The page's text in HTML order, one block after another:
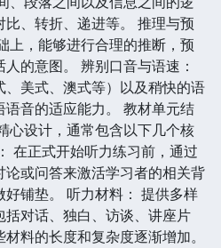
、转折、递进等。 推理与预
上，能够进行合理的推断，预
的意图。 辨别口音与语速：
美式、澳式等）以及稍快的语
音的适应能力。 教材单元结
心设计，通常包含以下几个核
在正式开始听力练习前，通过
论或问答来激活学习者的相关背
铺垫。 听力材料： 提供多样
对话、独白、访谈、讲座片
料的长度和复杂度逐渐增加。